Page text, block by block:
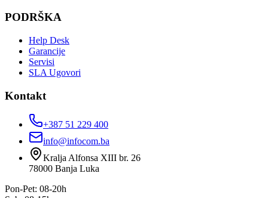
PODRŠKA
Help Desk
Garancije
Servisi
SLA Ugovori
Kontakt
+387 51 229 400
info@infocom.ba
Kralja Alfonsa XIII br. 26
78000 Banja Luka
Pon-Pet: 08-20h